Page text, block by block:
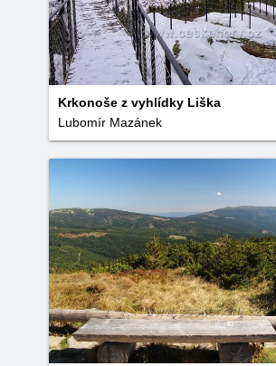
Krkonoše z vyhlídky Liška
Lubomír Mazánek